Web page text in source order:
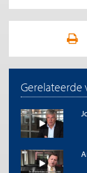
Gerelateerde